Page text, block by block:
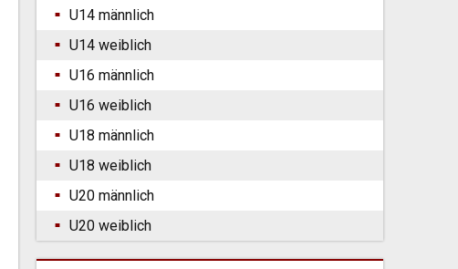
U14 männlich
U14 weiblich
U16 männlich
U16 weiblich
U18 männlich
U18 weiblich
U20 männlich
U20 weiblich